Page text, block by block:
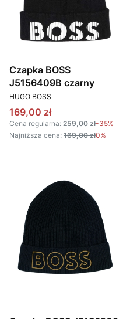
Czapka BOSS
J5156409B czarny
PRODUCENT
HUGO BOSS
Cena promocyjna
169,00 zł
Cena regularna: 259,00 zł-35%
Najniższa cena: 169,00 zł0%